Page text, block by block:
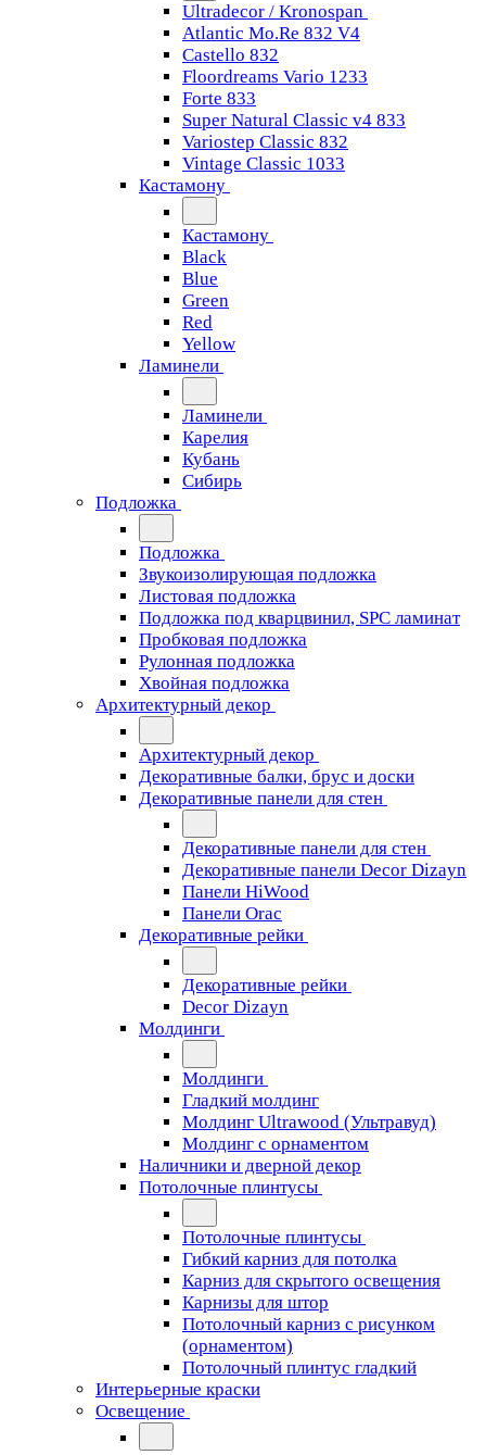
Ultradecor / Kronospan
Atlantic Mo.Re 832 V4
Castello 832
Floordreams Vario 1233
Forte 833
Super Natural Classic v4 833
Variostep Classic 832
Vintage Classic 1033
Кастамону
Кастамону
Black
Blue
Green
Red
Yellow
Ламинели
Ламинели
Карелия
Кубань
Сибирь
Подложка
Подложка
Звукоизолирующая подложка
Листовая подложка
Подложка под кварцвинил, SPC ламинат
Пробковая подложка
Рулонная подложка
Хвойная подложка
Архитектурный декор
Архитектурный декор
Декоративные балки, брус и доски
Декоративные панели для стен
Декоративные панели для стен
Декоративные панели Decor Dizayn
Панели HiWood
Панели Orac
Декоративные рейки
Декоративные рейки
Decor Dizayn
Молдинги
Молдинги
Гладкий молдинг
Молдинг Ultrawood (Ультравуд)
Молдинг с орнаментом
Наличники и дверной декор
Потолочные плинтусы
Потолочные плинтусы
Гибкий карниз для потолка
Карниз для скрытого освещения
Карнизы для штор
Потолочный карниз с рисунком
(орнаментом)
Потолочный плинтус гладкий
Интерьерные краски
Освещение